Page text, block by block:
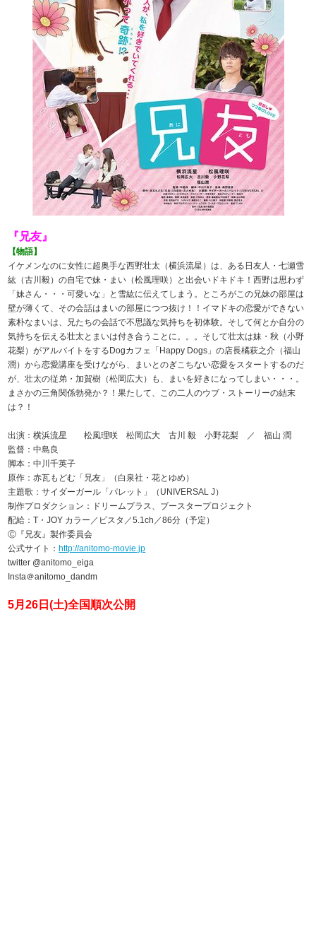
『兄友』
【物語】
イケメンなのに女性に超奥手な西野壮太（横浜流星）は、ある日友人・七瀬雪
紘（古川毅）の自宅で妹・まい（松風理咲）と出会いドキドキ！西野は思わず
「妹さん・・・可愛いな」と雪紘に伝えてしまう。ところがこの兄妹の部屋は
壁が薄くて、その会話はまいの部屋につつ抜け！！イマドキの恋愛ができない
素朴なまいは、兄たちの会話で不思議な気持ちを初体験。そして何とか自分の
気持ちを伝える壮太とまいは付き合うことに。。。そして壮太は妹・秋（小野
花梨）がアルバイトをするDogカフェ「Happy Dogs」の店長橘萩之介（福山
潤）から恋愛講座を受けながら、まいとのぎこちない恋愛をスタートするのだ
が、壮太の従弟・加賀樹（松岡広大）も、まいを好きになってしまい・・・。
まさかの三角関係勃発か？！果たして、この二人のウブ・ストーリーの結末
は？！
出演：横浜流星 松風理咲 松岡広大 古川 毅 小野花梨 ／ 福山 潤
監督：中島良
脚本：中川千英子
原作：赤瓦もどむ「兄友」（白泉社・花とゆめ）
主題歌：サイダーガール「パレット」（UNIVERSAL J）
制作プロダクション：ドリームプラス、ブースタープロジェクト
配給：T・JOY カラー／ビスタ／5.1ch／86分（予定）
Ⓒ『兄友』製作委員会
公式サイト： http://anitomo-movie.jp
twitter @anitomo_eiga
Insta＠anitomo_dandm
5月26日(土)全国順次公開